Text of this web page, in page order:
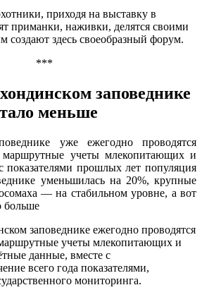
приходя на выставку в
приманки, наживки, делятся своими
создают здесь своеобразный форум.
***
заповеднике
меньше
уже ежегодно проводятся
маршрутные учеты млекопитающих и
прошлых лет популяция
уменьшилась на 20%, крупные
— на стабильном уровне, а вот
больше
заповеднике ежегодно проводятся
учеты млекопитающих и
данные, вместе с
всего года показателями,
мониторинга.